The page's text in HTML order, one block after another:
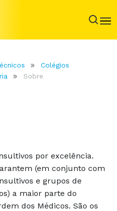
Colégios
Sobre
por excelência.
(em conjunto com
e grupos de
a maior parte do
dos Médicos. São os